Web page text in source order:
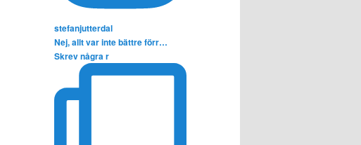
stefanjutterdal
Nej, allt var inte bättre förr…
Skrev några r